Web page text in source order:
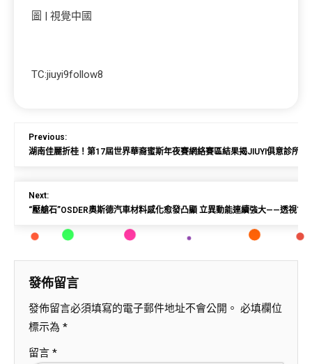
圖 | 視覺中國
TC:jiuyi9follow8
Previous:
湖南佳麗折桂！第17屆世界華裔蜜斯年夜賽網絡賽區結果揭JIUYI俱意診所設
Next:
“壓艙石”OSDER奧斯德汽車材料感化愈發凸顯 立異動能連續強大——透視“
發佈留言
發佈留言必須填寫的電子郵件地址不會公開。 必填欄位
標示為 *
留言 *